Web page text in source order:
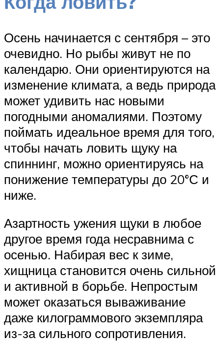
Осень начинается с сентября – это
очевидно. Но рыбы живут не по
календарю. Они ориентируются на
изменение климата, а ведь природа
может удивить нас новыми
погодными аномалиями. Поэтому
поймать идеальное время для того,
чтобы начать ловить щуку на
спиннинг, можно ориентируясь на
понижение температуры до 20°С и
ниже.
Азартность ужения щуки в любое
другое время года несравнима с
осенью. Набирая вес к зиме,
хищница становится очень сильной
и активной в борьбе. Непростым
может оказаться вываживание
даже килограммового экземпляра
из-за сильного сопротивления.